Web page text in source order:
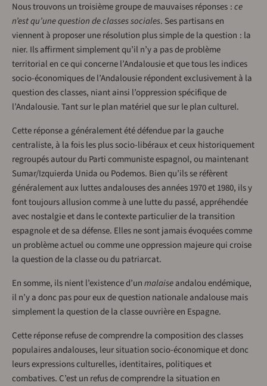
Nous trouvons un troisième groupe de mauvaises réponses :ce
n’est qu’une question de classes sociales. Ses partisans en
viennent à proposer une résolution plus simple de la question : la
nier. Ils affirment simplement qu’il n’y a pas de problème
territorial en ce qui concerne l’Andalousie et que tous les indices
socio-économiques de l’Andalousie répondent exclusivement à la
question des classes, niant ainsi l’oppression spécifique de
l’Andalousie. Tant sur le plan matériel que sur le plan culturel.
Cette réponse a généralement été défendue par la gauche
centraliste, à la fois les plus socio-libéraux et ceux historiquement
regroupés autour du Parti communiste espagnol, ou maintenant
Sumar/Izquierda Unida ou Podemos. Bien qu’ils se réfèrent
généralement aux luttes andalouses des années 1970 et 1980, ils y
font toujours allusion comme à une lutte du passé, appréhendée
avec nostalgie et dans le contexte particulier de la transition
espagnole et de sa défense. Elles ne sont jamais évoquées comme
un problème actuel ou comme une oppression majeure qui croise
la question de la classe ou du patriarcat.
En somme, ils nient l’existence d’unmalaiseandalou endémique,
il n’y a donc pas pour eux de question nationale andalouse mais
simplement la question de la classe ouvrière en Espagne.
Cette réponse refuse de comprendre la composition des classes
populaires andalouses, leur situation socio-économique et donc
leurs expressions culturelles, identitaires, politiques et
combatives. C’est un refus de comprendre la situation en